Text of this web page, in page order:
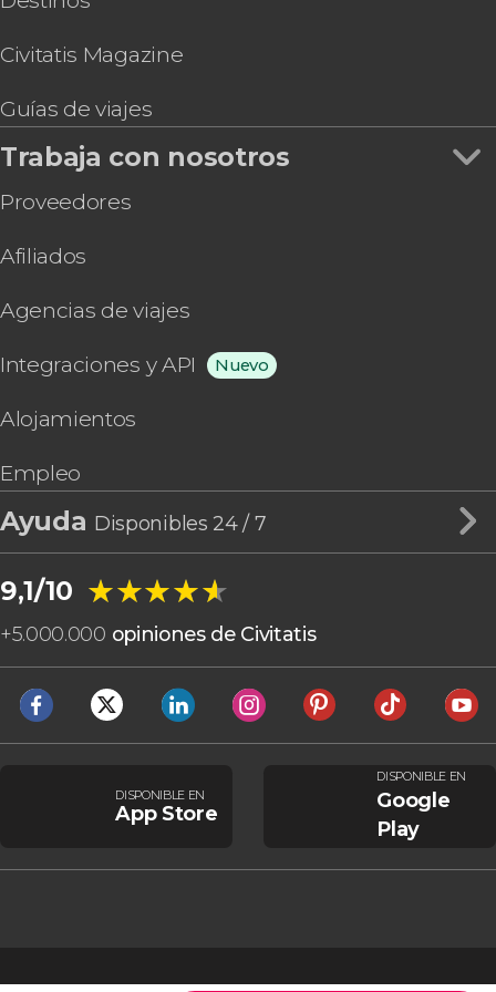
de San Marcos
Civitatis Magazine
Guías de viajes
Trabaja con nosotros
Proveedores
Afiliados
Agencias de viajes
Integraciones y API Nuevo
Alojamientos
Empleo
Ayuda Disponibles 24 / 7
9,1/10 ★★★★★
★★★★★
+5.000.000 opiniones de Civitatis
DISPONIBLE EN
App Store
DISPONIBLE EN
Google
Play